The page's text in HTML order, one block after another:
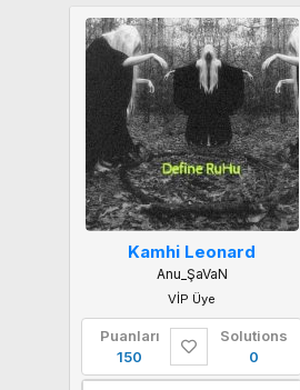
Kamhi Leonard
Anu_ŞaVaN
VİP Üye
Puanları
150
Solutions
0